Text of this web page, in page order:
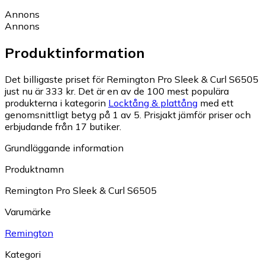
Annons
Annons
Produktinformation
Det billigaste priset för Remington Pro Sleek & Curl S6505
just nu är 333 kr. Det är en av de 100 mest populära
produkterna i kategorin Locktång & plattång med ett
genomsnittligt betyg på 1 av 5. Prisjakt jämför priser och
erbjudande från 17 butiker.
Grundläggande information
Produktnamn
Remington Pro Sleek & Curl S6505
Varumärke
Remington
Kategori